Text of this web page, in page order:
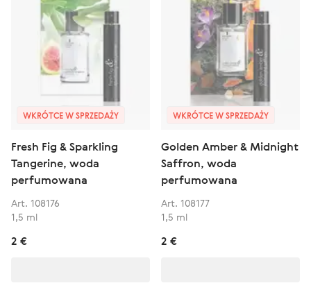
WKRÓTCE W SPRZEDAŻY
Fresh Fig & Sparkling
Tangerine, woda
perfumowana
Art. 108176
1,5 ml
2 €
WKRÓTCE W SPRZEDAŻY
Golden Amber & Midnight
Saffron, woda
perfumowana
Art. 108177
1,5 ml
2 €